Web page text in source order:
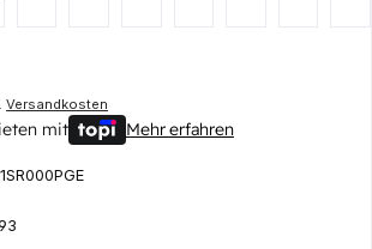
Versandkosten
mit Mehr erfahren